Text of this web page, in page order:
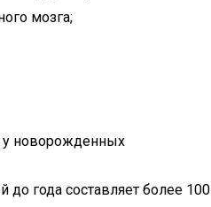
мозга;
у новорожденных
до года составляет более 100